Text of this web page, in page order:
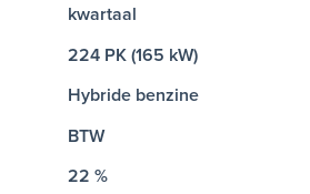
kwartaal
224 PK (165 kW)
Hybride benzine
BTW
22 %